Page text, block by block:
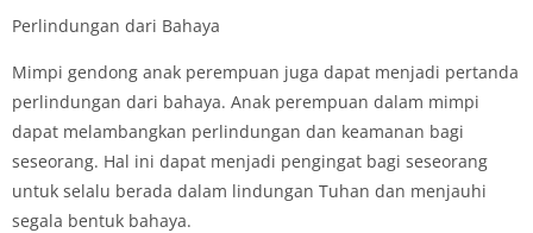
Perlindungan dari Bahaya
Mimpi gendong anak perempuan juga dapat menjadi pertanda
perlindungan dari bahaya. Anak perempuan dalam mimpi
dapat melambangkan perlindungan dan keamanan bagi
seseorang. Hal ini dapat menjadi pengingat bagi seseorang
untuk selalu berada dalam lindungan Tuhan dan menjauhi
segala bentuk bahaya.